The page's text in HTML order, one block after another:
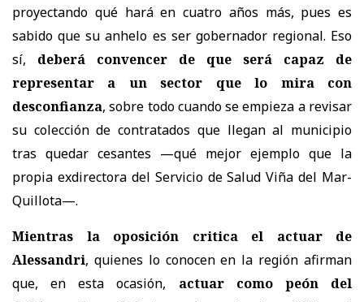
proyectando qué hará en cuatro años más, pues es
sabido que su anhelo es ser gobernador regional. Eso
sí, deberá convencer de que será capaz de
representar a un sector que lo mira con
desconfianza, sobre todo cuando se empieza a revisar
su colección de contratados que llegan al municipio
tras quedar cesantes —qué mejor ejemplo que la
propia exdirectora del Servicio de Salud Viña del Mar-
Quillota—.
Mientras la oposición critica el actuar de
Alessandri, quienes lo conocen en la región afirman
que, en esta ocasión, actuar como peón del